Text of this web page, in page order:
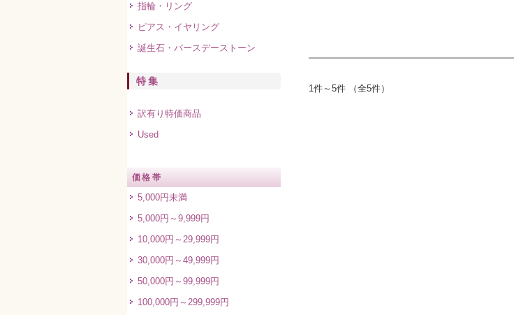
指輪・リング
ピアス・イヤリング
誕生石・バースデーストーン
特集
訳有り特価商品
Used
価格帯
5,000円未満
5,000円～9,999円
10,000円～29,999円
30,000円～49,999円
50,000円～99,999円
100,000円～299,999円
1件～5件 （全5件）